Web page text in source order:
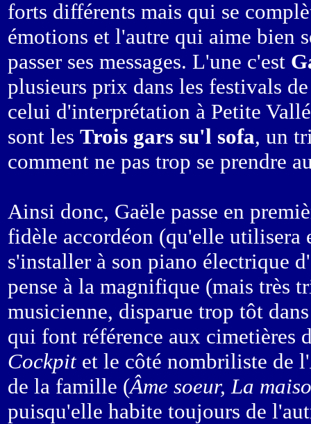
forts différents mais qui se
émotions et l'autre qui aime bien
passer ses messages. L'une c'est
plusieurs prix dans les festivals
celui d'interprétation à Petite
sont les Trois gars su'l sofa, un
comment ne pas trop se prendre
Ainsi donc, Gaële passe en
fidèle accordéon (qu'elle utilisera
s'installer à son piano électrique
pense à la magnifique (mais très
musicienne, disparue trop tôt
qui font référence aux cimetières
Cockpitet le côté nombriliste de l'
de la famille (Âme soeur, La
puisqu'elle habite toujours de